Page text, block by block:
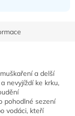
a delší
nevyjíždí ke krku,
pohodlné sezení
vodáci, kteří